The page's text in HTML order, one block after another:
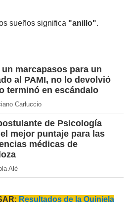
sueños significa "anillo".
marcapasos para un
al PAMI, no lo devolvió
terminó en escándalo
Carluccio
de Psicología
mejor puntaje para las
médicas de
Alé
Resultados de la Quiniela